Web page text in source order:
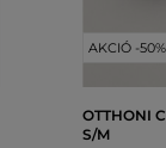
AKCIÓ -50%
OTTHONI
S/M